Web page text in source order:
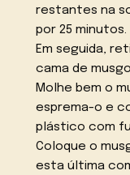
restantes na
por 25 minutos.
Em seguida,
cama de
Molhe bem o
esprema-o e
plástico com
Coloque o
esta última